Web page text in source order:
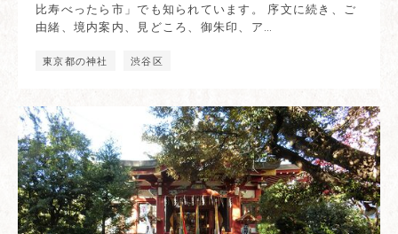
東京都の神社 渋谷区
比寿べったら市」でも知られています。 序文に続き、ご
由緒、境内案内、見どころ、御朱印、ア…